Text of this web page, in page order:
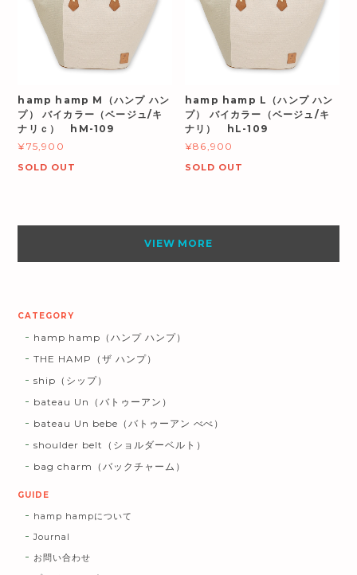
hamp hamp M（ハンプ ハン
プ） バイカラー（ベージュ/キ
ナリｃ） hM-109
¥75,900
SOLD OUT
hamp hamp L（ハンプ ハン
プ） バイカラー（ベージュ/キ
ナリ） hL-109
¥86,900
SOLD OUT
VIEW MORE
CATEGORY
hamp hamp（ハンプ ハンプ）
THE HAMP（ザ ハンプ）
ship（シップ）
bateau Un（バトゥーアン）
bateau Un bebe（バトゥーアン べべ）
shoulder belt（ショルダーベルト）
bag charm（バックチャーム）
GUIDE
hamp hampについて
Journal
お問い合わせ